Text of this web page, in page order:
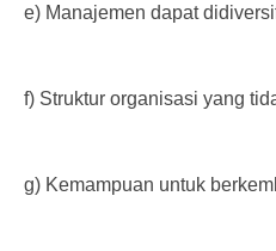
e) Manajemen dapat
f) Struktur organisasi yang
g) Kemampuan untuk